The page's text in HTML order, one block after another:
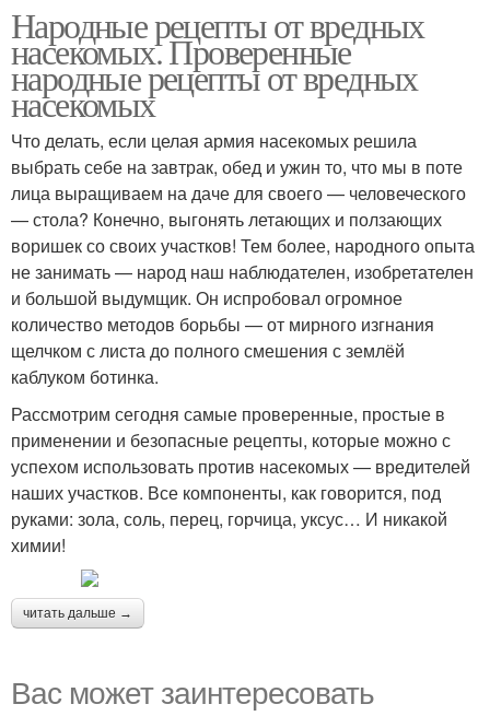
Народные рецепты от вредных
насекомых. Проверенные
народные рецепты от вредных
насекомых
Что делать, если целая армия насекомых решила
выбрать себе на завтрак, обед и ужин то, что мы в поте
лица выращиваем на даче для своего — человеческого
— стола? Конечно, выгонять летающих и ползающих
воришек со своих участков! Тем более, народного опыта
не занимать — народ наш наблюдателен, изобретателен
и большой выдумщик. Он испробовал огромное
количество методов борьбы — от мирного изгнания
щелчком с листа до полного смешения с землёй
каблуком ботинка.
Рассмотрим сегодня самые проверенные, простые в
применении и безопасные рецепты, которые можно с
успехом использовать против насекомых — вредителей
наших участков. Все компоненты, как говорится, под
руками: зола, соль, перец, горчица, уксус… И никакой
химии!
читать дальше →
Вас может заинтересовать